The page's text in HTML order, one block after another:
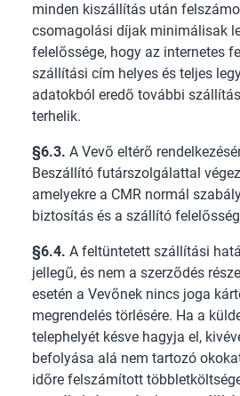
minden kiszállítás után
csomagolási díjak minimálisak
felelőssége, hogy az internetes
szállítási cím helyes és teljes
adatokból eredő további
terhelik.
§6.3. A Vevő eltérő
Beszállító futárszolgálattal
amelyekre a CMR normál
biztosítás és a szállító
§6.4. A feltüntetett szállítási
jellegű, és nem a szerződés
esetén a Vevőnek nincs joga
megrendelés törlésére. Ha a
telephelyét késve hagyja el,
befolyása alá nem tartozó
időre felszámított